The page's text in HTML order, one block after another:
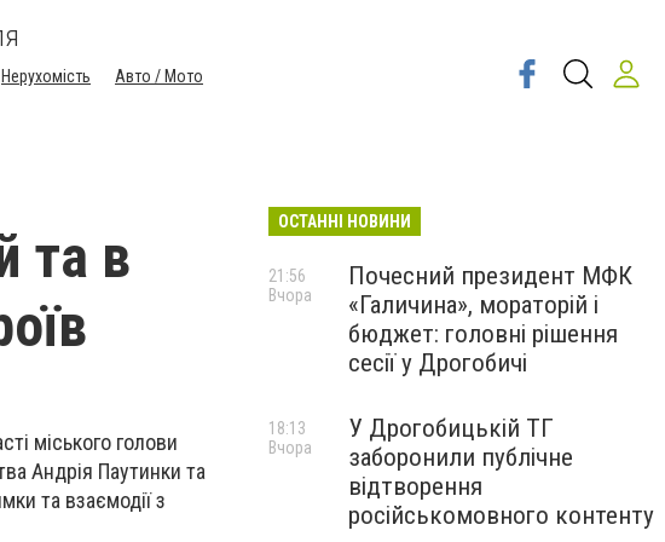
Нерухомість
Авто / Мото
та в
міського голови
Андрія Паутинки та
та взаємодії з
ОСТАННІ НОВИНИ
Почесний президент МФК
«Галичина», мораторій і
бюджет: головні рішення
сесії у Дрогобичі
21:56
Вчора
У Дрогобицькій ТГ
заборонили публічне
відтворення
російськомовного контенту
18:13
Вчора